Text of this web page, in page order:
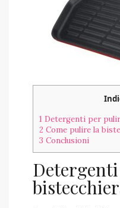
1 Detergenti per
2 Come pulire la
3 Conclusioni